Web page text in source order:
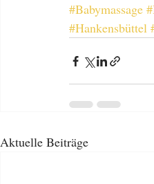
#Babymassage
#Hankensbüttel
Aktuelle Beiträge